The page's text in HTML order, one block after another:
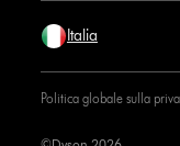
Italia
Politica globale sulla